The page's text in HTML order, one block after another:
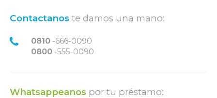
Contactanos te damos una mano:
0810 -666-0090
0800 -555-0090
Whatsappeanos por tu préstamo: